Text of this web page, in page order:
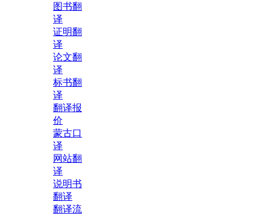
图书翻
译
证明翻
译
论文翻
译
标书翻
译
翻译报
价
蒙古口
译
网站翻
译
说明书
翻译
翻译流